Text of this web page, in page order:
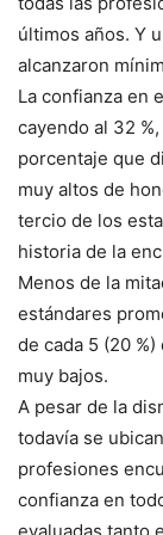
últimos años. Y
alcanzaron
La confianza en
cayendo al 32
porcentaje que
muy altos de
tercio de los
historia de la
Menos de la
estándares
de cada 5 (20
muy bajos.
A pesar de la
todavía se
profesiones
confianza en
evaluadas tanto